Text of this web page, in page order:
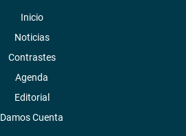
Inicio
Noticias
Contrastes
Agenda
Editorial
Damos Cuenta